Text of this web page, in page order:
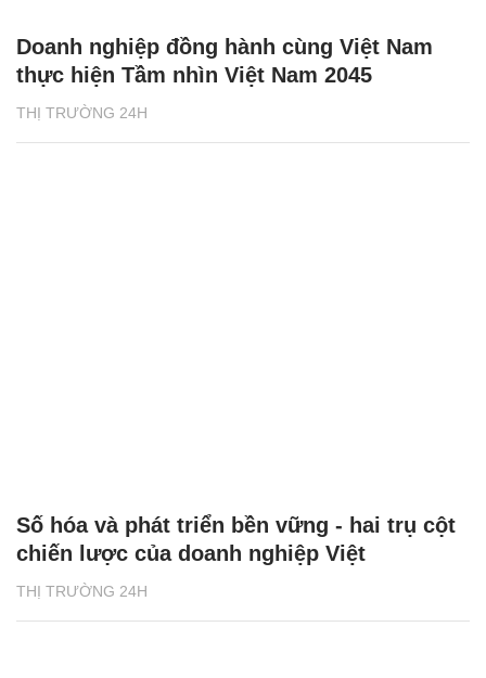
THỊ TRƯỜNG 24H
Doanh nghiệp đồng hành cùng Việt Nam
thực hiện Tầm nhìn Việt Nam 2045
THỊ TRƯỜNG 24H
Số hóa và phát triển bền vững - hai trụ cột
chiến lược của doanh nghiệp Việt